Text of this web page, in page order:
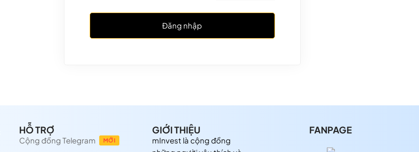
Đăng nhập
HỖ TRỢ
Cộng đồng Telegram MỚI
GIỚI THIỆU
mInvest là cộng đồng
FANPAGE